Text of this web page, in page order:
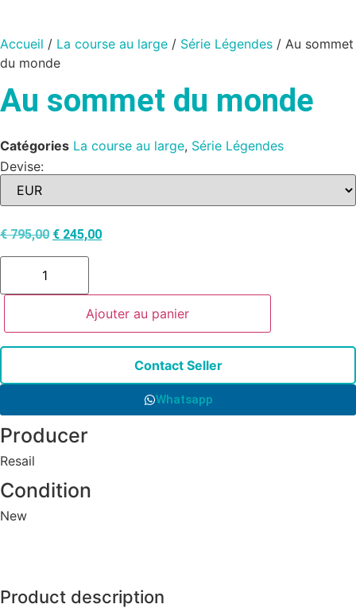
Accueil / La course au large / Série Légendes / Au sommet
du monde
Au sommet du monde
Catégories La course au large, Série Légendes
Devise:
€795,00 € 245,00
Ajouter au panier
Contact Seller
Whatsapp
Producer
Resail
Condition
New
Product description